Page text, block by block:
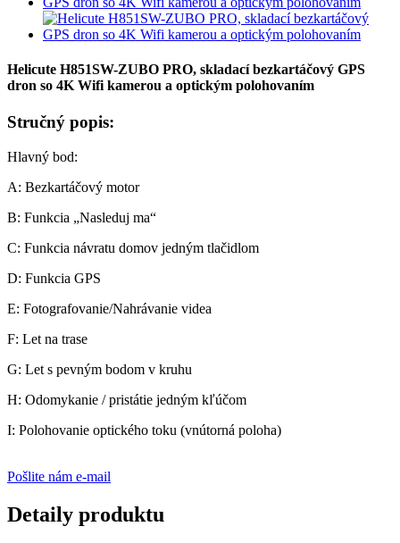
Helicute H851SW-ZUBO PRO, skladací bezkartáčový GPS
dron so 4K Wifi kamerou a optickým polohovaním
Stručný popis:
Hlavný bod:
A: Bezkartáčový motor
B: Funkcia „Nasleduj ma“
C: Funkcia návratu domov jedným tlačidlom
D: Funkcia GPS
E: Fotografovanie/Nahrávanie videa
F: Let na trase
G: Let s pevným bodom v kruhu
H: Odomykanie / pristátie jedným kľúčom
I: Polohovanie optického toku (vnútorná poloha)
Pošlite nám e-mail
Detaily produktu